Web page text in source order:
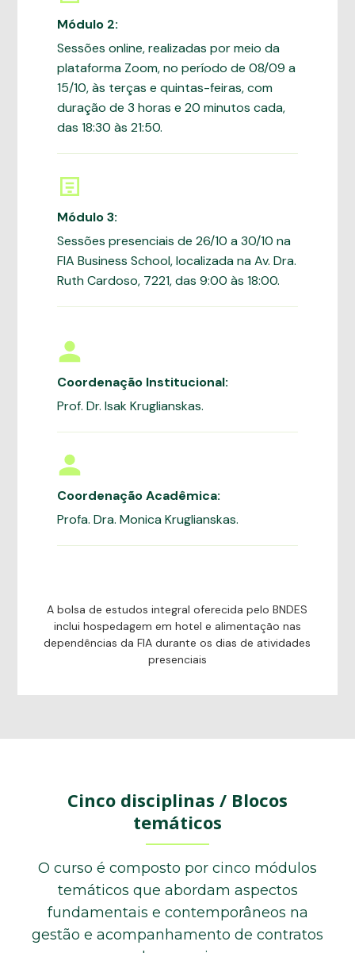
Módulo 2:
Sessões online, realizadas por meio da
plataforma Zoom, no período de 08/09 a
15/10, às terças e quintas-feiras, com
duração de 3 horas e 20 minutos cada,
das 18:30 às 21:50.
Módulo 3:
Sessões presenciais de 26/10 a 30/10 na
FIA Business School, localizada na Av. Dra.
Ruth Cardoso, 7221, das 9:00 às 18:00.
Coordenação Institucional:
Prof. Dr. Isak Kruglianskas.
Coordenação Acadêmica:
Profa. Dra. Monica Kruglianskas.
A bolsa de estudos integral oferecida pelo BNDES
inclui hospedagem em hotel e alimentação nas
dependências da FIA durante os dias de atividades
presenciais
Cinco disciplinas / Blocos
temáticos
O curso é composto por cinco módulos
temáticos que abordam aspectos
fundamentais e contemporâneos na
gestão e acompanhamento de contratos